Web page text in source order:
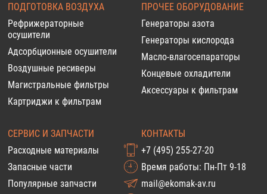
ПОДГОТОВКА ВОЗДУХА
Рефрижераторные
осушители
Адсорбционные осушители
Воздушные ресиверы
Магистральные фильтры
Картриджи к фильтрам
ПРОЧЕЕ ОБОРУДОВАНИЕ
Генераторы азота
Генераторы кислорода
Масло-влагосепараторы
Концевые охладители
Аксессуары к фильтрам
СЕРВИС И ЗАПЧАСТИ
Расходные материалы
Запасные части
Популярные запчасти
КОНТАКТЫ
+7 (495) 255-27-20
Время работы: Пн-Пт 9-18
mail@ekomak-av.ru